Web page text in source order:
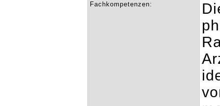
Fachkompetenzen: